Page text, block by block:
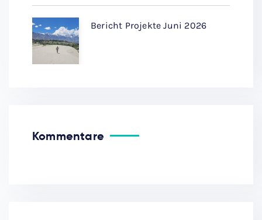
Bericht Projekte Juni 2026
Kommentare